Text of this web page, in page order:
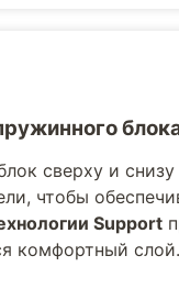
сверху и
чтобы
Support
комфортный